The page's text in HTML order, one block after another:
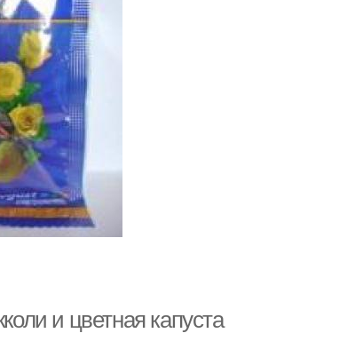
и цветная капуста